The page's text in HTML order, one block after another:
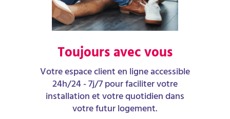
Toujours avec vous
Votre espace client en ligne accessible
24h/24 - 7j/7 pour faciliter votre
installation et votre quotidien dans
votre futur logement.